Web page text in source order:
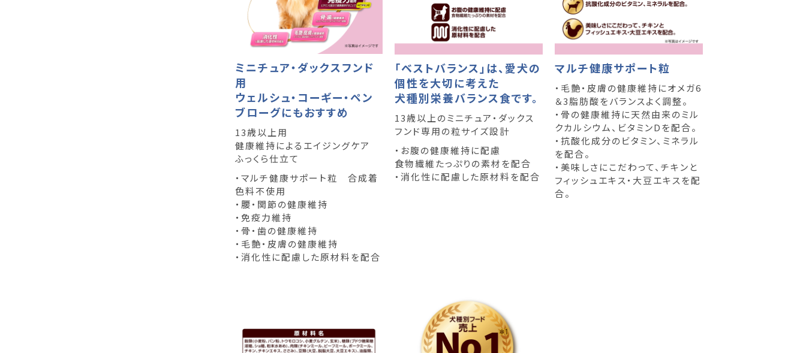
ミニチュア・ダックスフンド
用
ウェルシュ・コーギー・ペン
ブローグにもおすすめ
13歳以上用
健康維持によるエイジングケア
ふっくら仕立て
・マルチ健康サポート粒 合成着
色料不使用
・腰・関節の健康維持
・免疫力維持
・骨・歯の健康維持
・毛艶・皮膚の健康維持
・消化性に配慮した原材料を配合
「ベストバランス」は、愛犬の
個性を大切に考えた
犬種別栄養バランス食です。
13歳以上のミニチュア・ダックス
フンド専用の粒サイズ設計
・お腹の健康維持に配慮
食物繊維たっぷりの素材を配合
・消化性に配慮した原材料を配合
マルチ健康サポート粒
・毛艶・皮膚の健康維持にオメガ6
＆3脂肪酸をバランスよく調整。
・骨の健康維持に天然由来のミル
クカルシウム、ビタミンDを配合。
・抗酸化成分のビタミン、ミネラル
を配合。
・美味しさにこだわって、チキンと
フィッシュエキス・大豆エキスを配
合。